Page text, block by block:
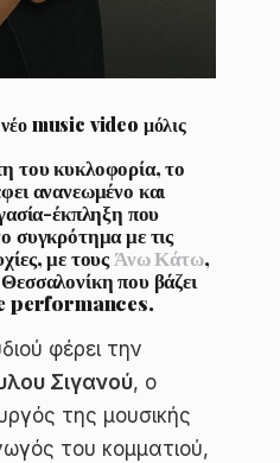
music video μόλις
του κυκλοφορία, το
ανανεωμένο και
έκπληξη που
συγκρότημα με τις
με τους Άνω Κάτω,
που βάζει
performances.
φέρει την
Σιγανού, ο
της μουσικής
του κομματιού,